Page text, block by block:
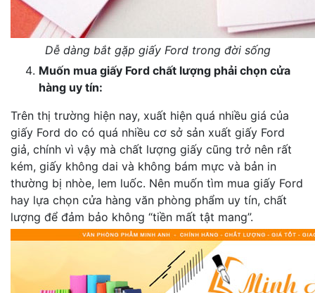
Dễ dàng bắt gặp giấy Ford trong đời sống
Muốn mua giấy Ford chất lượng phải chọn cửa
hàng uy tín:
Trên thị trường hiện nay, xuất hiện quá nhiều giá của
giấy Ford do có quá nhiều cơ sở sản xuất giấy Ford
giả, chính vì vậy mà chất lượng giấy cũng trở nên rất
kém, giấy không dai và không bám mực và bản in
thường bị nhòe, lem luốc. Nên muốn tìm mua giấy Ford
hay lựa chọn cửa hàng văn phòng phẩm uy tín, chất
lượng để đảm bảo không “tiền mất tật mang”.